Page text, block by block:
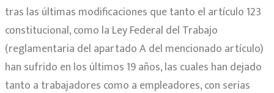
tras las últimas modificaciones que tanto el artículo 123
constitucional, como la Ley Federal del Trabajo
(reglamentaria del apartado A del mencionado artículo)
han sufrido en los últimos 19 años, las cuales han dejado
tanto a trabajadores como a empleadores, con serias